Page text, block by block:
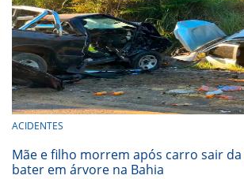
ACIDENTES
Mãe e filho morrem após carro sair
bater em árvore na Bahia